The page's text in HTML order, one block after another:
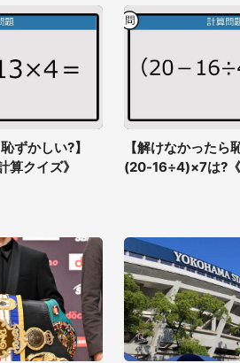
ずかしい?】
クイズ》
【解けなかったら
(20-16÷4)×7は?《